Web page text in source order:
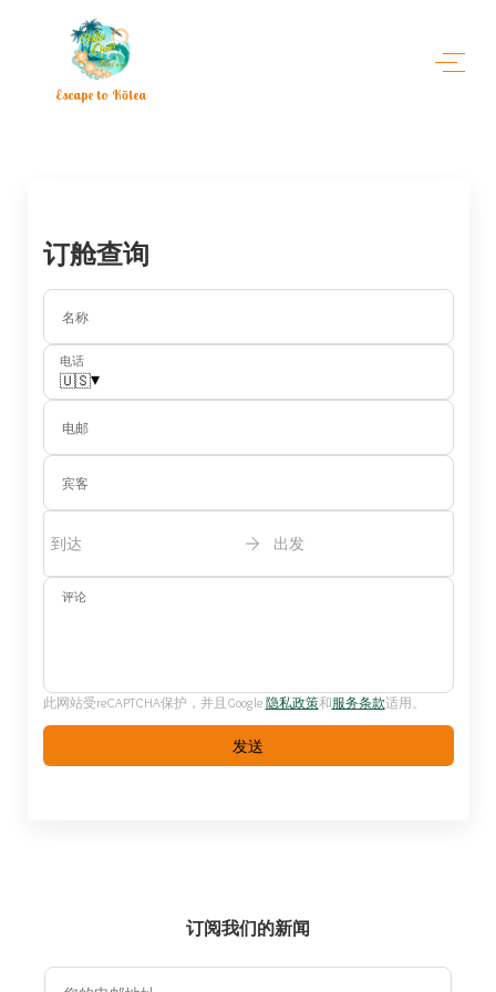
Escape to Kōlea
订舱查询
名称
电话
🇺🇸▾
电邮
宾客
到达 出发
评论
此网站受reCAPTCHA保护，并且Google 隐私政策和服务条款适用。
发送
订阅我们的新闻